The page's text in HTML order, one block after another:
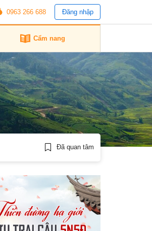
0963 266 688 Đăng nhập
Cẩm nang
Đã quan tâm